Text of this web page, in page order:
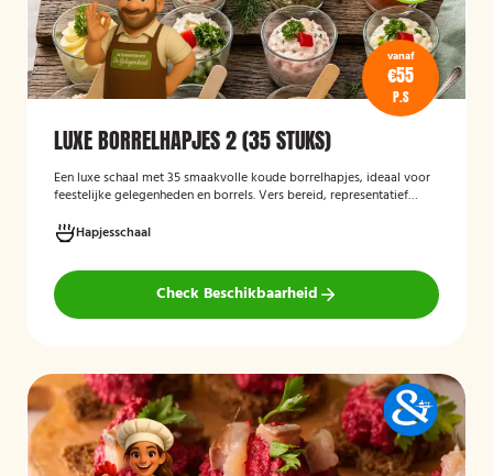
vanaf
€55
P.S
LUXE BORRELHAPJES 2 (35 STUKS)
Een luxe schaal met 35 smaakvolle koude borrelhapjes, ideaal voor
feestelijke gelegenheden en borrels. Vers bereid, representatief
Hapjesschaal
Check Beschikbaarheid